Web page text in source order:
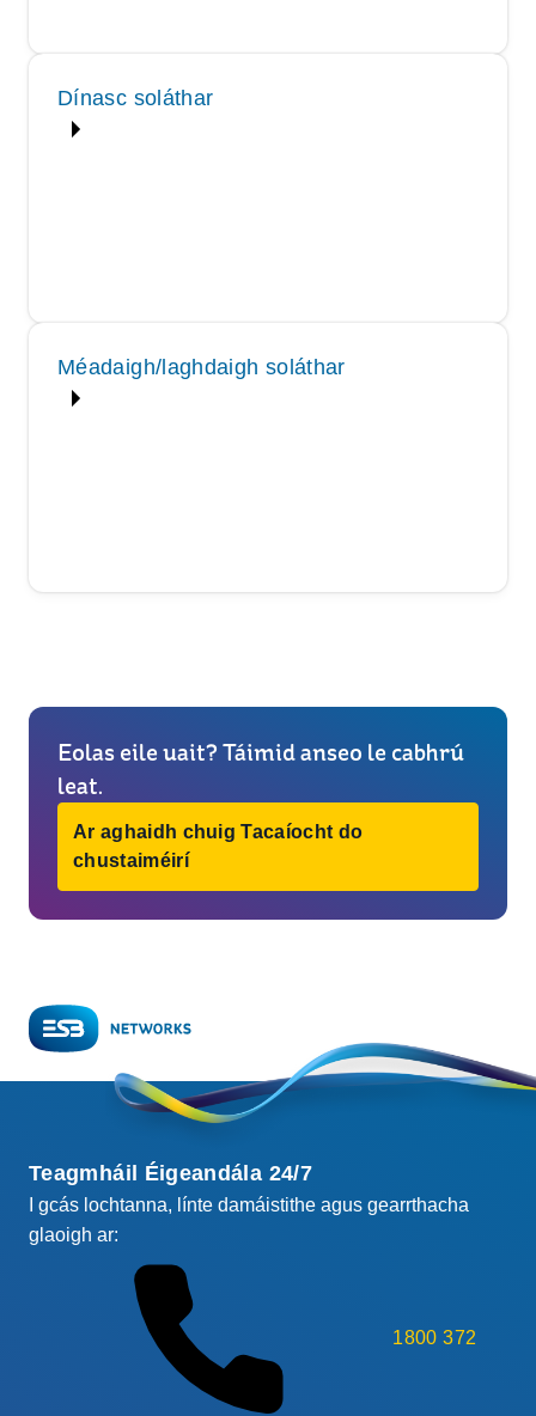
Dínasc soláthar
Méadaigh/laghdaigh soláthar
Eolas eile uait? Táimid anseo le cabhrú
leat.
Ar aghaidh chuig Tacaíocht do
chustaiméirí
Teagmháil Éigeandála 24/7
I gcás lochtanna, línte damáistithe agus gearrthacha
glaoigh ar:
1800 372